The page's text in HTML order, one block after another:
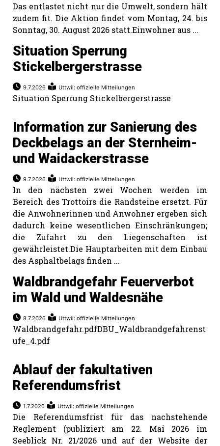
Das entlastet nicht nur die Umwelt, sondern hält
zudem fit. Die Aktion findet vom Montag, 24. bis
Sonntag, 30. August 2026 statt.Einwohner aus ...
Situation Sperrung
Stickelbergerstrasse
9.7.2026 Uttwil: offizielle Mitteilungen
Situation Sperrung Stickelbergerstrasse
Information zur Sanierung des
Deckbelags an der Sternheim-
und Waidackerstrasse
9.7.2026 Uttwil: offizielle Mitteilungen
In den nächsten zwei Wochen werden im
Bereich des Trottoirs die Randsteine ersetzt. Für
die Anwohnerinnen und Anwohner ergeben sich
dadurch keine wesentlichen Einschränkungen;
die Zufahrt zu den Liegenschaften ist
gewährleistet.Die Hauptarbeiten mit dem Einbau
des Asphaltbelags finden ...
Waldbrandgefahr Feuerverbot
im Wald und Waldesnähe
8.7.2026 Uttwil: offizielle Mitteilungen
Waldbrandgefahr.pdfDBU_Waldbrandgefahrenst
ufe_4.pdf
Ablauf der fakultativen
Referendumsfrist
1.7.2026 Uttwil: offizielle Mitteilungen
Die Referendumsfrist für das nachstehende
Reglement (publiziert am 22. Mai 2026 im
Seeblick Nr. 21/2026 und auf der Website der